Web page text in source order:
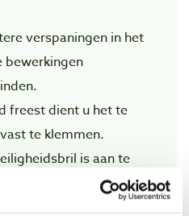
verspaningen in het
bewerkingen
freest dient u het te
te klemmen.
is aan te
wanneer